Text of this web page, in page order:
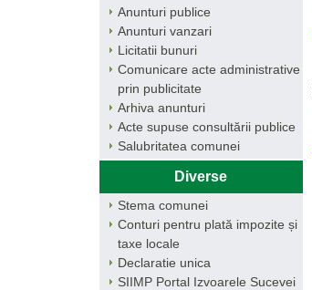
Anunturi publice
Anunturi vanzari
Licitatii bunuri
Comunicare acte administrative
prin publicitate
Arhiva anunturi
Acte supuse consultării publice
Salubritatea comunei
Diverse
Stema comunei
Conturi pentru plată impozite și
taxe locale
Declaratie unica
SIIMP Portal Izvoarele Sucevei